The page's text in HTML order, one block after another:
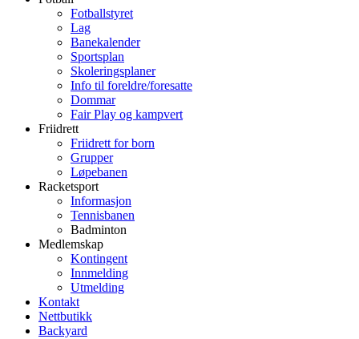
Fotballstyret
Lag
Banekalender
Sportsplan
Skoleringsplaner
Info til foreldre/foresatte
Dommar
Fair Play og kampvert
Friidrett
Friidrett for born
Grupper
Løpebanen
Racketsport
Informasjon
Tennisbanen
Badminton
Medlemskap
Kontingent
Innmelding
Utmelding
Kontakt
Nettbutikk
Backyard